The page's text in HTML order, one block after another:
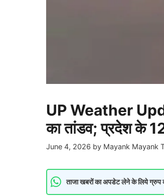
UP Weather
का तांडव; प्रदेश के
June 4, 2026 by Mayank Mayank
ताजा खबरों का अपडेट लेने के लिये ग्रुप